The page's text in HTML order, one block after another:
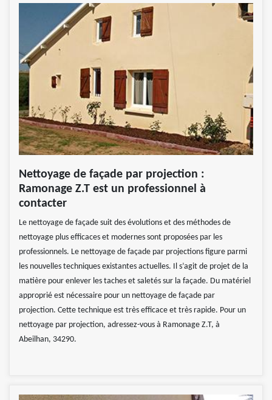
Nettoyage de façade par projection :
Ramonage Z.T est un professionnel à
contacter
Le nettoyage de façade suit des évolutions et des méthodes de
nettoyage plus efficaces et modernes sont proposées par les
professionnels. Le nettoyage de façade par projections figure parmi
les nouvelles techniques existantes actuelles. Il s’agit de projet de la
matière pour enlever les taches et saletés sur la façade. Du matériel
approprié est nécessaire pour un nettoyage de façade par
projection. Cette technique est très efficace et très rapide. Pour un
nettoyage par projection, adressez-vous à Ramonage Z.T, à
Abeilhan, 34290.